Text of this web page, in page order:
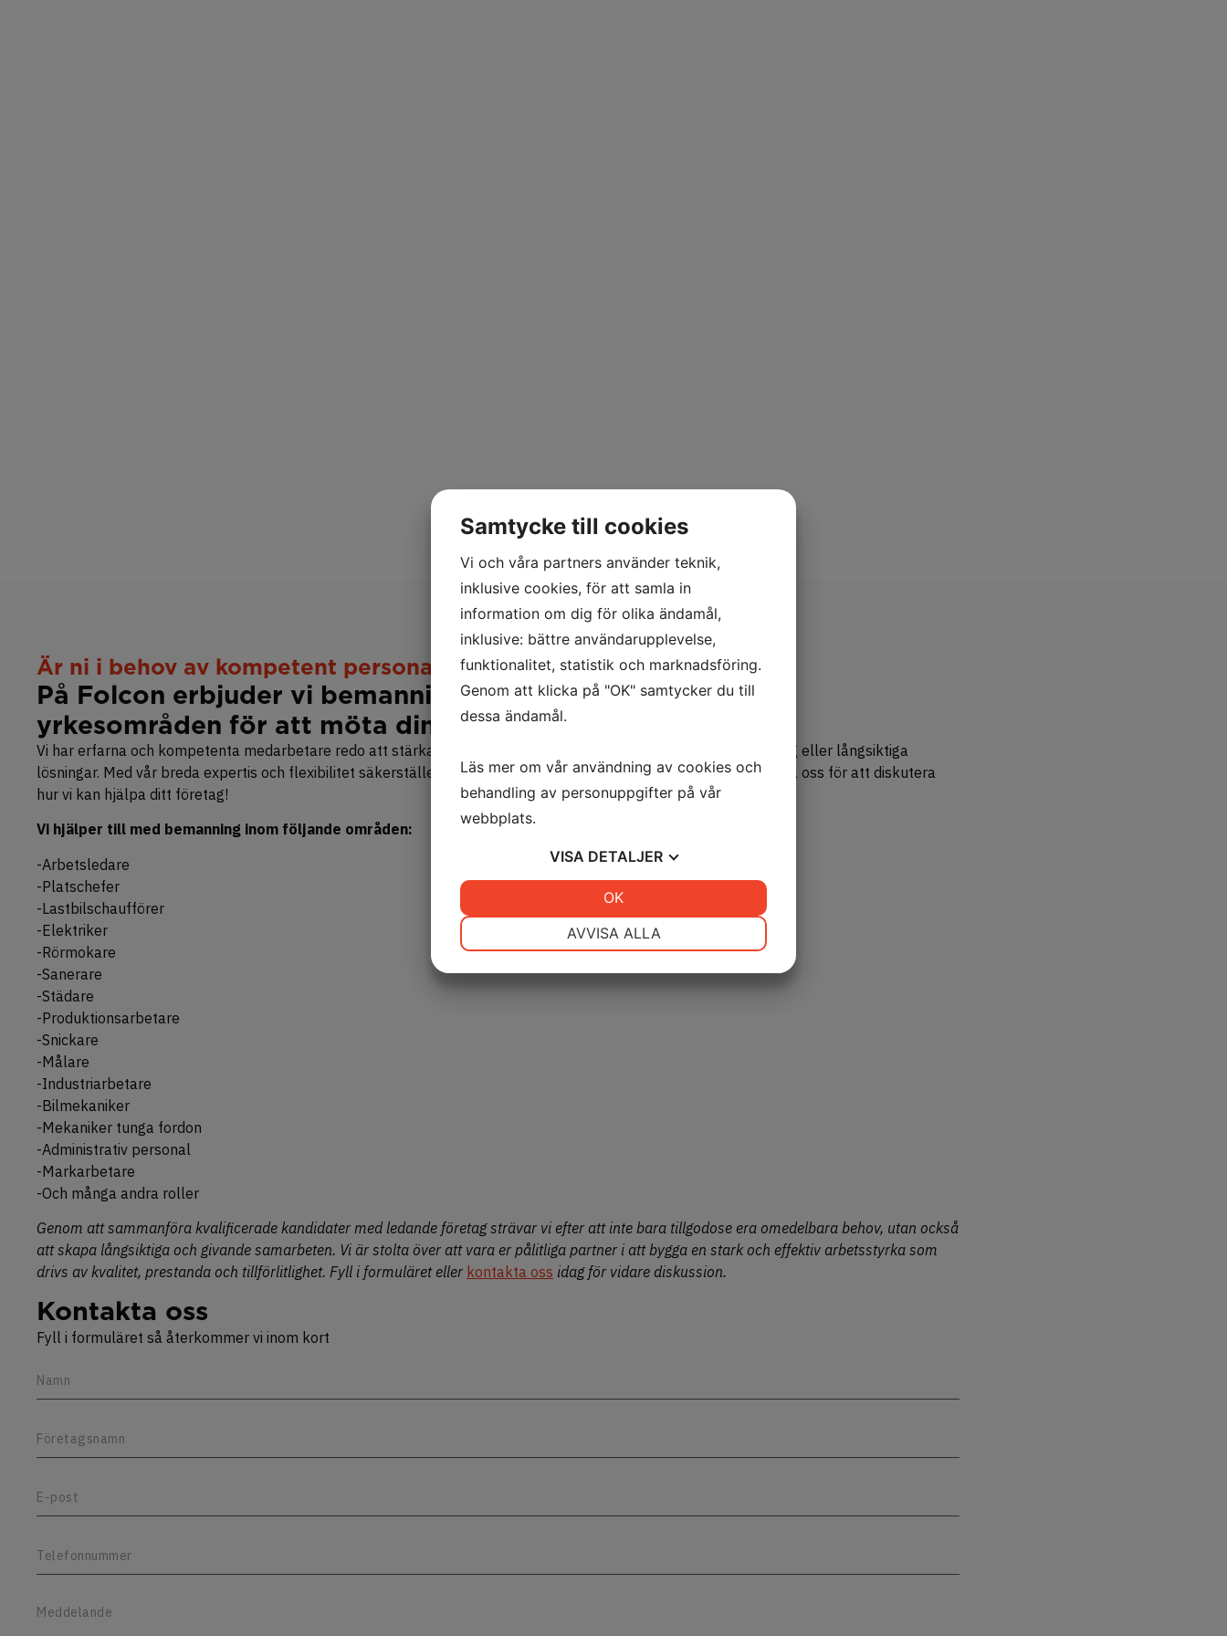
Är ni i behov av kompetent personal?
På Folcon erbjuder vi bemanningstjänster inom flera olika
yrkesområden för att möta dina företags behov.
Vi har erfarna och kompetenta medarbetare redo att stärka ditt team, oavsett om du behöver tillfällig förstärkning eller långsiktiga
lösningar.​​​​​​​ Med vår breda expertis och flexibilitet säkerställer vi att du får rätt personal för varje uppdrag. Kontakta oss för att diskutera
hur vi kan hjälpa ditt företag!
Vi hjälper till med bemanning inom följande områden:
-Arbetsledare
-Platschefer
-Lastbilschaufförer
-Elektriker
-Rörmokare
-Sanerare
-Städare
-Produktionsarbetare
-Snickare
-Målare
-Industriarbetare
-Bilmekaniker
-Mekaniker tunga fordon
-Administrativ personal
-Markarbetare
-Och många andra roller
Genom att sammanföra kvalificerade kandidater med ledande företag strävar vi efter att inte bara tillgodose era omedelbara behov, utan också
att skapa långsiktiga och givande samarbeten. Vi är stolta över att vara er pålitliga partner i att bygga en stark och effektiv arbetsstyrka som
drivs av kvalitet, prestanda och tillförlitlighet. Fyll i formuläret eller kontakta oss idag för vidare diskussion.
Kontakta oss
Fyll i formuläret så återkommer vi inom kort
Samtycke till cookies
Vi och våra partners använder teknik,
inklusive cookies, för att samla in
information om dig för olika ändamål,
inklusive: bättre användarupplevelse,
funktionalitet, statistik och marknadsföring.
Genom att klicka på "OK" samtycker du till
dessa ändamål.
Läs mer om vår användning av cookies och
behandling av personuppgifter på vår
webbplats.
VISA DETALJER
AVVISA ALLA
OK